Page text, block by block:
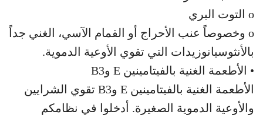
o التوت البري
o وخصوصاً عنب الأحراج أو القمام الآسي، الغني جداً
بالأنثوسيانوزيدات التي تقوي الأوعية الدموية.
• الأطعمة الغنية بالفيتامينين E وB3
الأطعمة الغنية بالفيتامينين E وB3 تقوي الشرايين
والأوعية الدموية الصغيرة. أدخلوا في نظامكم